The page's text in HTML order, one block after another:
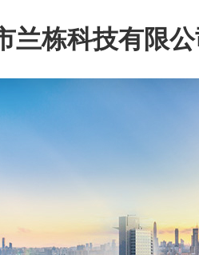
兰栋科技有限